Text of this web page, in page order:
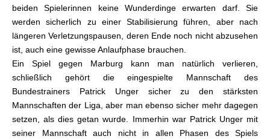
beiden Spielerinnen keine Wunderdinge erwarten darf. Sie
werden sicherlich zu einer Stabilisierung führen, aber nach
längeren Verletzungspausen, deren Ende noch nicht abzusehen
ist, auch eine gewisse Anlaufphase brauchen.
Ein Spiel gegen Marburg kann man natürlich verlieren,
schließlich gehört die eingespielte Mannschaft des
Bundestrainers Patrick Unger sicher zu den stärksten
Mannschaften der Liga, aber man ebenso sicher mehr dagegen
setzen, als dies getan wurde. Immerhin war Patrick Unger mit
seiner Mannschaft auch nicht in allen Phasen des Spiels